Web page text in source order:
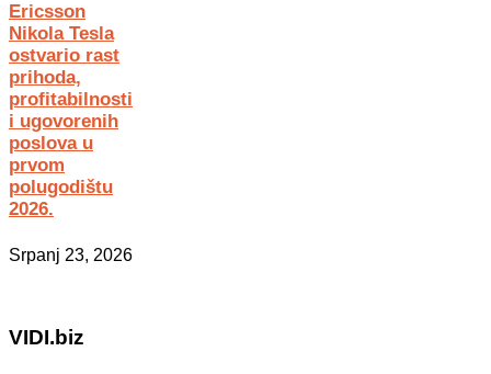
Ericsson
Nikola Tesla
ostvario rast
prihoda,
profitabilnosti
i ugovorenih
poslova u
prvom
polugodištu
2026.
Srpanj 23, 2026
VIDI.biz